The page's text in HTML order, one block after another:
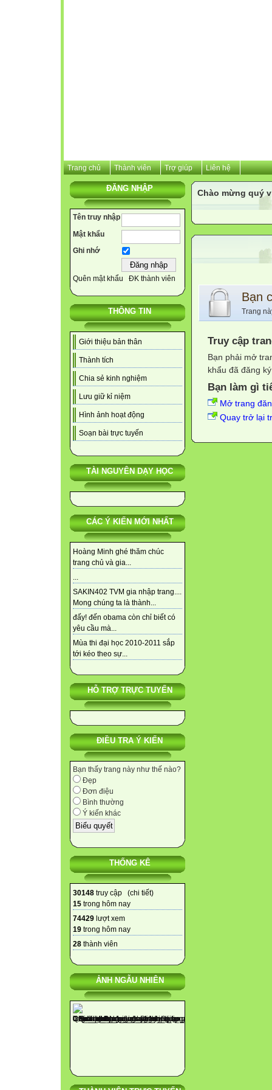
Trang chủ Thành viên Trợ giúp Liên hệ
ĐĂNG NHẬP
Tên truy nhập
Mật khẩu
Ghi nhớ
Quên mật khẩu ĐK thành viên
THÔNG TIN
Giới thiệu bản thân
Thành tích
Chia sẻ kinh nghiệm
Lưu giữ kỉ niệm
Hình ảnh hoạt động
Soạn bài trực tuyến
TÀI NGUYÊN DẠY HỌC
CÁC Ý KIẾN MỚI NHẤT
Hoàng Minh ghé thăm chúc
trang chủ và gia...
...
SAKIN402 TVM gia nhập trang....
Mong chúng ta là thành...
đấy! đến obama còn chỉ biết có
yêu cầu mà...
Mùa thi đại học 2010-2011 sắp
tới kéo theo sự...
HỖ TRỢ TRỰC TUYẾN
ĐIỀU TRA Ý KIẾN
Bạn thấy trang này như thế nào?
Đẹp
Đơn điệu
Bình thường
Ý kiến khác
THỐNG KÊ
30148 truy cập (chi tiết)
15 trong hôm nay
74429 lượt xem
19 trong hôm nay
28 thành viên
ẢNH NGẪU NHIÊN
Chào mừng quý
Bạn
Trang
Truy cập
Bạn phải mở
khẩu đã đăng
Bạn làm gì
Mở trang
Quay trở lại